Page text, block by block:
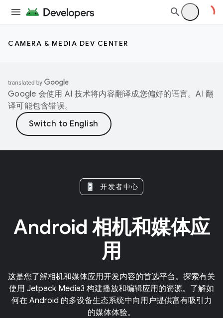
CAMERA & MEDIA DEV CENTER
Google 会使用 AI 技术将内容翻译成您偏好的语言。AI 翻
译可能包含错误。
开发者中心
Android 相机和媒体应
用
这是您了解相机和媒体应用开发内容的首选平台。探索有关
使用 Jetpack Media3 构建播放和编辑应用的资源。了解如
何在 Android 的多设备生态系统中向用户提供富有吸引力
的媒体体验。